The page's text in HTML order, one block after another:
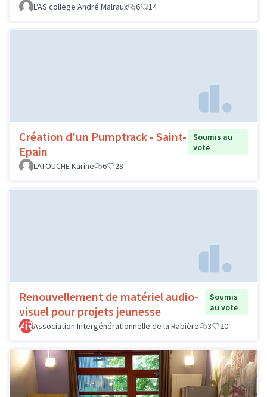
L'AS collège André Malraux
6 14
Création d'un Pumptrack - Saint-
Epain
Soumis au
vote
LATOUCHE Karine
6 28
Renouvellement de matériel audio-
visuel pour projets jeunesse
Soumis
au vote
Association Intergénérationnelle de la Rabière
3 20